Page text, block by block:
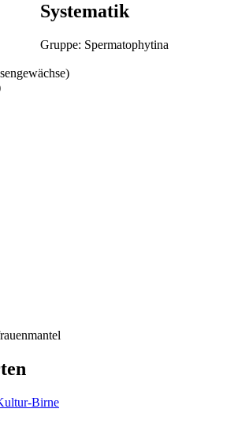
Systematik
Gruppe: Spermatophytina
Birne